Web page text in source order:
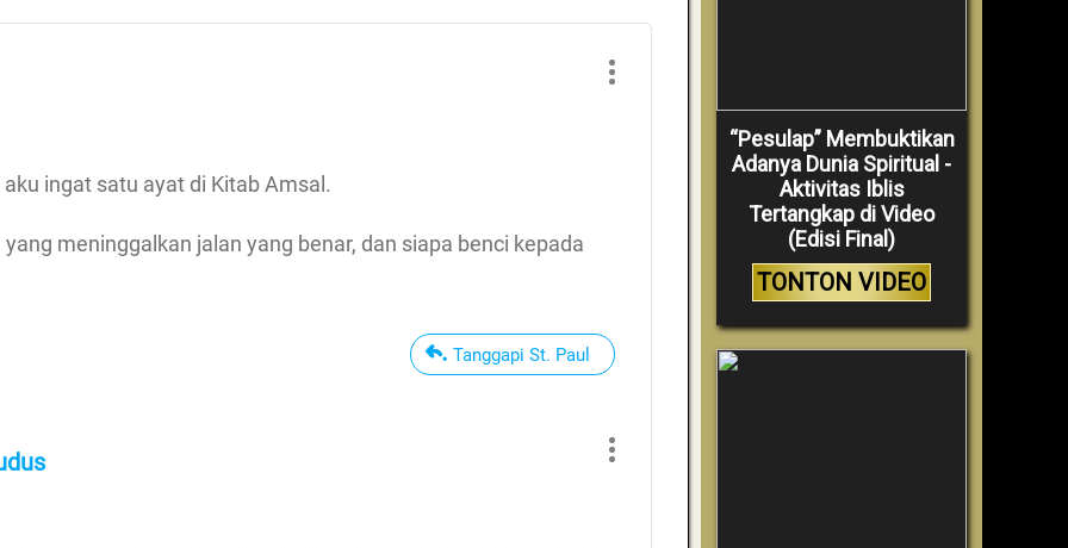
ingat satu ayat di Kitab Amsal.
meninggalkan jalan yang benar, dan siapa benci kepada
Tanggapi St. Paul
“Pesulap” Membuktikan
Adanya Dunia Spiritual -
Aktivitas Iblis
Tertangkap di Video
(Edisi Final)
TONTON VIDEO